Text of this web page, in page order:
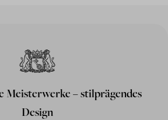
Meisterwerke – stilprägendes
Design